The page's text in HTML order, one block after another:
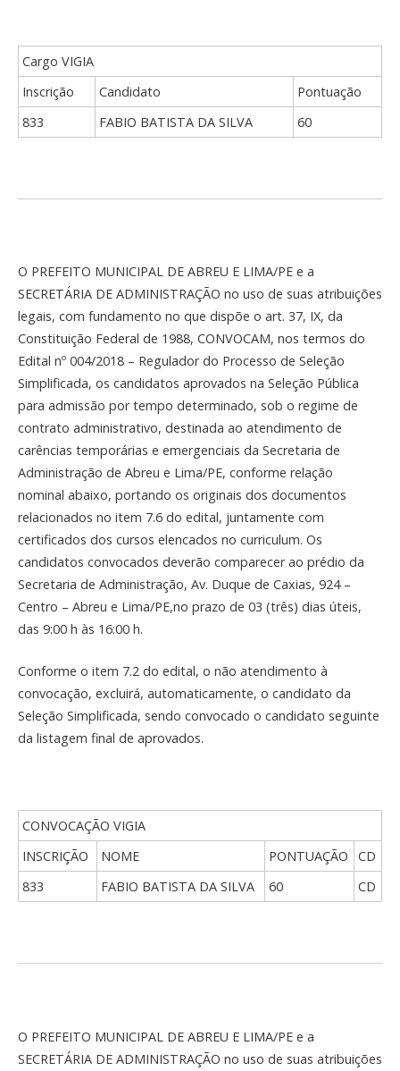
Cargo VIGIA
Inscrição
Candidato
Pontuação
833
FABIO BATISTA DA SILVA 60
O PREFEITO MUNICIPAL DE ABREU E LIMA/PE e a
SECRETÁRIA DE ADMINISTRAÇÃO no uso de suas atribuições
legais, com fundamento no que dispõe o art. 37, IX, da
Constituição Federal de 1988, CONVOCAM, nos termos do
Edital nº 004/2018 – Regulador do Processo de Seleção
Simplificada, os candidatos aprovados na Seleção Pública
para admissão por tempo determinado, sob o regime de
contrato administrativo, destinada ao atendimento de
carências temporárias e emergenciais da Secretaria de
Administração de Abreu e Lima/PE, conforme relação
nominal abaixo, portando os originais dos documentos
relacionados no item 7.6 do edital, juntamente com
certificados dos cursos elencados no curriculum. Os
candidatos convocados deverão comparecer ao prédio da
Secretaria de Administração, Av. Duque de Caxias, 924 –
Centro – Abreu e Lima/PE,no prazo de 03 (três) dias úteis,
das 9:00 h às 16:00 h.
Conforme o item 7.2 do edital, o não atendimento à
convocação, excluirá, automaticamente, o candidato da
Seleção Simplificada, sendo convocado o candidato seguinte
da listagem final de aprovados.
CONVOCAÇÃO VIGIA
INSCRIÇÃO
NOME PONTUAÇÃO
CD
833
FABIO BATISTA DA SILVA 60 CD
O PREFEITO MUNICIPAL DE ABREU E LIMA/PE e a
SECRETÁRIA DE ADMINISTRAÇÃO no uso de suas atribuições